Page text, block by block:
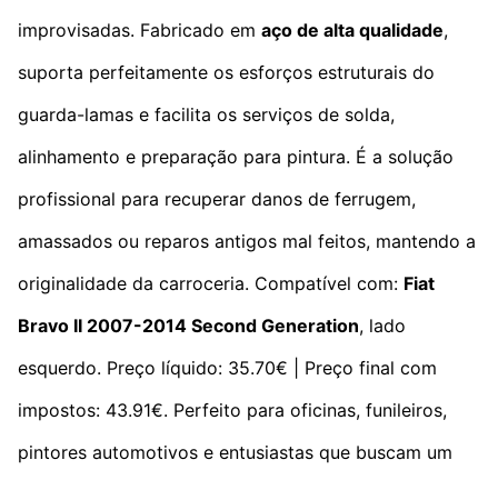
improvisadas. Fabricado em aço de alta qualidade,
suporta perfeitamente os esforços estruturais do
guarda-lamas e facilita os serviços de solda,
alinhamento e preparação para pintura. É a solução
profissional para recuperar danos de ferrugem,
amassados ou reparos antigos mal feitos, mantendo a
originalidade da carroceria. Compatível com: Fiat
Bravo II 2007-2014 Second Generation, lado
esquerdo. Preço líquido: 35.70€ | Preço final com
impostos: 43.91€. Perfeito para oficinas, funileiros,
pintores automotivos e entusiastas que buscam um